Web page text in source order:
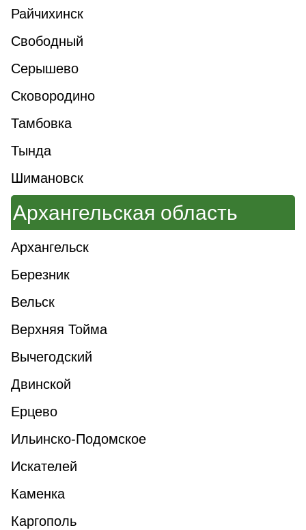
Райчихинск
Свободный
Серышево
Сковородино
Тамбовка
Тында
Шимановск
Архангельская область
Архангельск
Березник
Вельск
Верхняя Тойма
Вычегодский
Двинской
Ерцево
Ильинско-Подомское
Искателей
Каменка
Каргополь